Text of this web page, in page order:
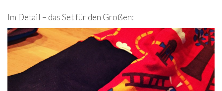
Im Detail – das Set für den Großen: